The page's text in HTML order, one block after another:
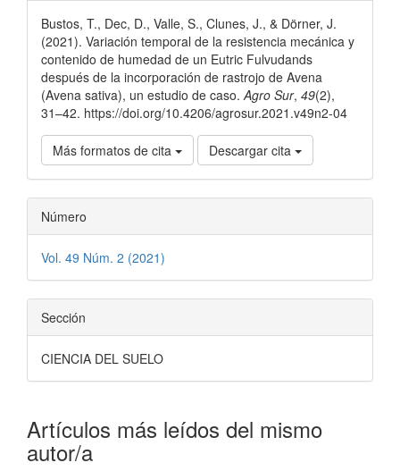
artículo
Bustos, T., Dec, D., Valle, S., Clunes, J., & Dörner, J.
(2021). Variación temporal de la resistencia mecánica y
contenido de humedad de un Eutric Fulvudands
después de la incorporación de rastrojo de Avena
(Avena sativa), un estudio de caso. Agro Sur, 49(2),
31–42. https://doi.org/10.4206/agrosur.2021.v49n2-04
Más formatos de cita Descargar cita
Número
Vol. 49 Núm. 2 (2021)
Sección
CIENCIA DEL SUELO
Artículos más leídos del mismo
autor/a